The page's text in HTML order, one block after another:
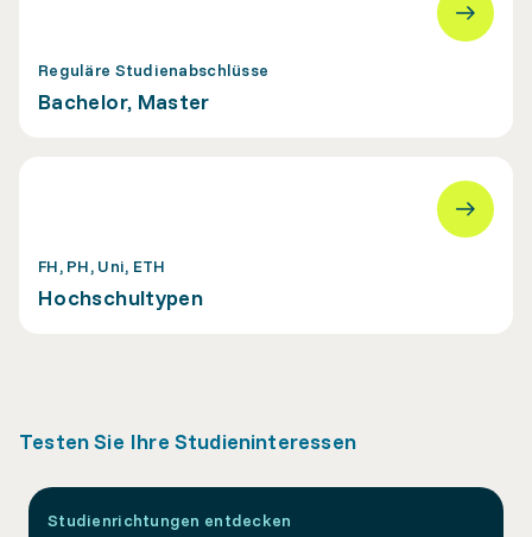
Reguläre Studienabschlüsse
Bachelor, Master
FH, PH, Uni, ETH
Hochschultypen
Testen Sie Ihre Studieninteressen
Studienrichtungen entdecken